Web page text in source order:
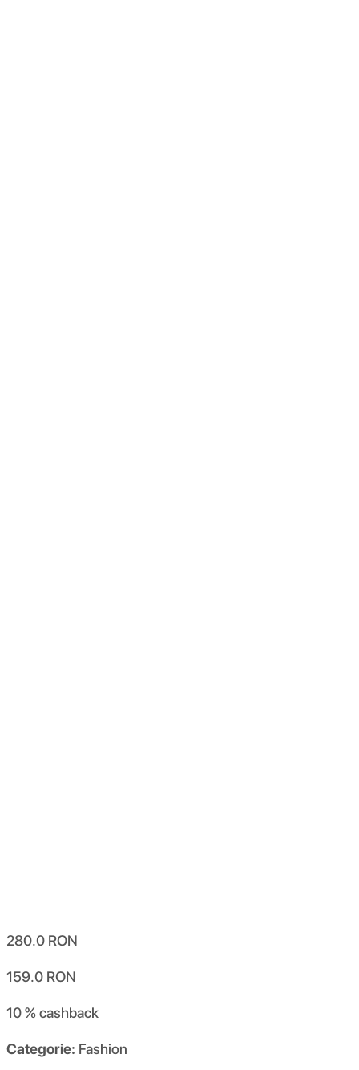
280.0 RON
159.0 RON
10 %cashback
Categorie: Fashion